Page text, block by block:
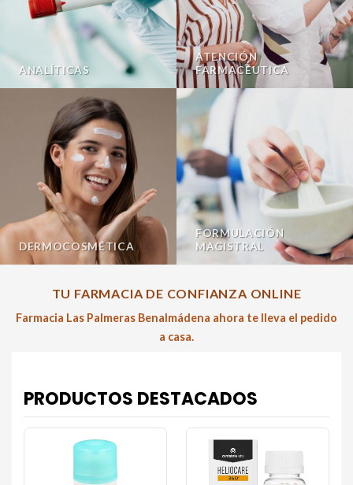
ANALÍTICAS
ATENCIÓN
FARMACÉUTICA
DERMOCOSMÉTICA
FORMULACIÓN
MAGISTRAL
TU FARMACIA DE CONFIANZA ONLINE
Farmacia Las Palmeras Benalmádena ahora te lleva el pedido
a casa.